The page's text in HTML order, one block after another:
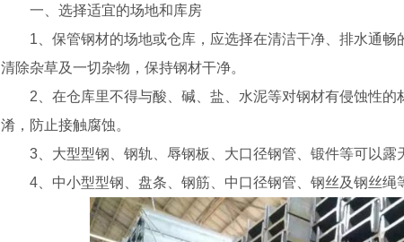
一、选择适宜的场地和库房
1、保管钢材的场地或仓库，应选择在清洁干净、排水通
清除杂草及一切杂物，保持钢材干净。
2、在仓库里不得与酸、碱、盐、水泥等对钢材有侵蚀性
淆，防止接触腐蚀。
3、大型型钢、钢轨、辱钢板、大口径钢管、锻件等可以露
4、中小型型钢、盘条、钢筋、中口径钢管、钢丝及钢丝绳